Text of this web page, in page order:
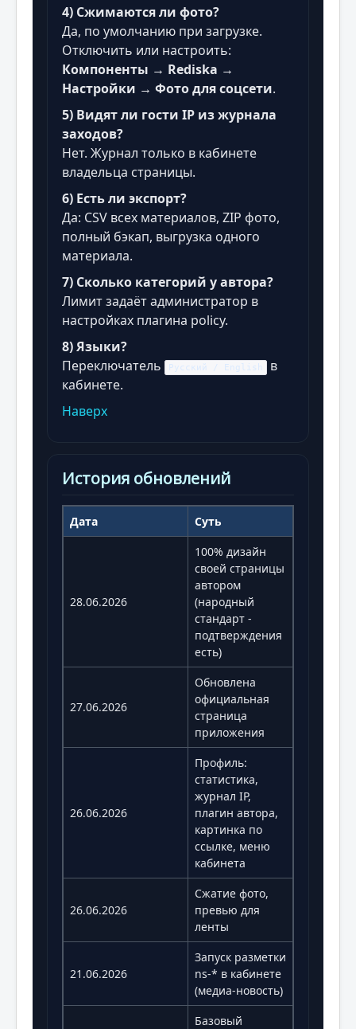
4) Сжимаются ли фото?
Да, по умолчанию при загрузке.
Отключить или настроить:
Компоненты → Rediska →
Настройки → Фото для соцсети.
5) Видят ли гости IP из журнала
заходов?
Нет. Журнал только в кабинете
владельца страницы.
6) Есть ли экспорт?
Да: CSV всех материалов, ZIP фото,
полный бэкап, выгрузка одного
материала.
7) Сколько категорий у автора?
Лимит задаёт администратор в
настройках плагина policy.
8) Языки?
Переключатель
Русский / English
в
кабинете.
Наверх
История обновлений
Дата Суть
28.06.2026
100% дизайн
своей страницы
автором
(народный
стандарт -
подтверждения
есть)
27.06.2026
Обновлена
официальная
страница
приложения
26.06.2026
Профиль:
статистика,
журнал IP,
плагин автора,
картинка по
ссылке, меню
кабинета
26.06.2026
Сжатие фото,
превью для
ленты
21.06.2026
Запуск разметки
ns-* в кабинете
(медиа-новость)
Базовый